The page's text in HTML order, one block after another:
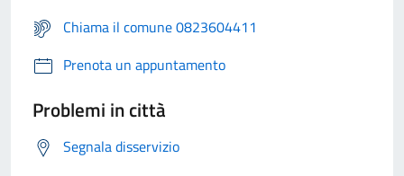
Chiama il comune 0823604411
Prenota un appuntamento
Problemi in città
Segnala disservizio